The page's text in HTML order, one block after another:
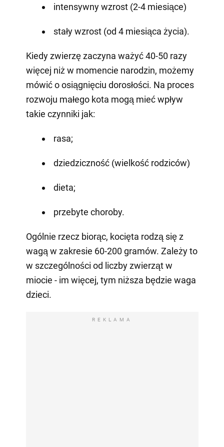
intensywny wzrost (2-4 miesiące)
stały wzrost (od 4 miesiąca życia).
Kiedy zwierzę zaczyna ważyć 40-50 razy
więcej niż w momencie narodzin, możemy
mówić o osiągnięciu dorosłości. Na proces
rozwoju małego kota mogą mieć wpływ
takie czynniki jak:
rasa;
dziedziczność (wielkość rodziców)
dieta;
przebyte choroby.
Ogólnie rzecz biorąc, kocięta rodzą się z
wagą w zakresie 60-200 gramów. Zależy to
w szczególności od liczby zwierząt w
miocie - im więcej, tym niższa będzie waga
dzieci.
REKLAMA